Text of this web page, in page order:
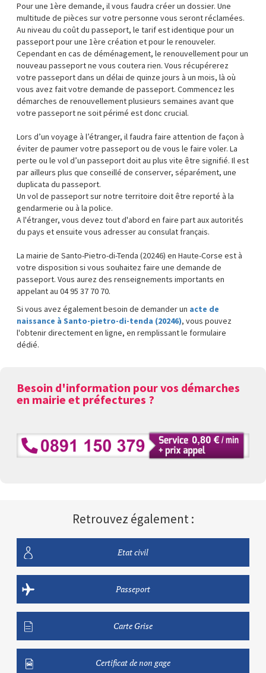
Pour une 1ère demande, il vous faudra créer un dossier. Une
multitude de pièces sur votre personne vous seront réclamées.
Au niveau du coût du passeport, le tarif est identique pour un
passeport pour une 1ère création et pour le renouveler.
Cependant en cas de déménagement, le renouvellement pour un
nouveau passeport ne vous coutera rien. Vous récupérerez
votre passeport dans un délai de quinze jours à un mois, là où
vous avez fait votre demande de passeport. Commencez les
démarches de renouvellement plusieurs semaines avant que
votre passeport ne soit périmé est donc crucial.
Lors d’un voyage à l’étranger, il faudra faire attention de façon à
éviter de paumer votre passeport ou de vous le faire voler. La
perte ou le vol d’un passeport doit au plus vite être signifié. Il est
par ailleurs plus que conseillé de conserver, séparément, une
duplicata du passeport.
Un vol de passeport sur notre territoire doit être reporté à la
gendarmerie ou à la police.
A l'étranger, vous devez tout d'abord en faire part aux autorités
du pays et ensuite vous adresser au consulat français.
La mairie de Santo-Pietro-di-Tenda (20246) en Haute-Corse est à
votre disposition si vous souhaitez faire une demande de
passeport. Vous aurez des renseignements importants en
appelant au 04 95 37 70 70.
Si vous avez également besoin de demander un acte de
naissance à Santo-pietro-di-tenda (20246), vous pouvez
l'obtenir directement en ligne, en remplissant le formulaire
dédié.
Besoin d'information pour vos démarches
en mairie et préfectures ?
Retrouvez également :
Etat civil
Passeport
Carte Grise
Certificat de non gage